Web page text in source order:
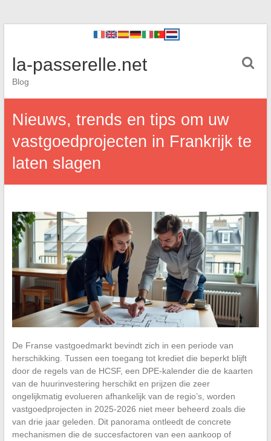
la-passerelle.net
Blog
Nieuws, trends en tips om uw
vastgoedprojecten in Frankrijk te
laten slagen
De Franse vastgoedmarkt bevindt zich in een periode van
herschikking. Tussen een toegang tot krediet die beperkt blijft
door de regels van de HCSF, een DPE-kalender die de kaarten
van de huurinvestering herschikt en prijzen die zeer
ongelijkmatig evolueren afhankelijk van de regio’s, worden
vastgoedprojecten in 2025-2026 niet meer beheerd zoals die
van drie jaar geleden. Dit panorama ontleedt de concrete
mechanismen die de succesfactoren van een aankoop of